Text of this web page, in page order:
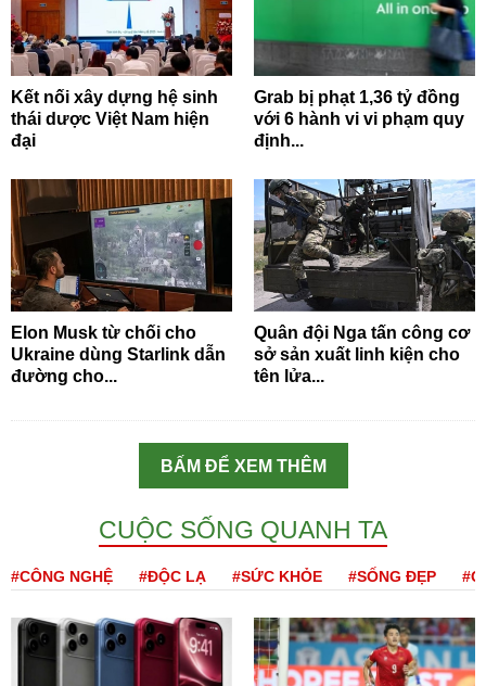
Kết nối xây dựng hệ sinh
thái dược Việt Nam hiện
đại
Grab bị phạt 1,36 tỷ đồng
với 6 hành vi vi phạm quy
định...
Elon Musk từ chối cho
Ukraine dùng Starlink dẫn
đường cho...
Quân đội Nga tấn công cơ
sở sản xuất linh kiện cho
tên lửa...
BẤM ĐỂ XEM THÊM
CUỘC SỐNG QUANH TA
#CÔNG NGHỆ #ĐỘC LẠ #SỨC KHỎE #SỐNG ĐẸP